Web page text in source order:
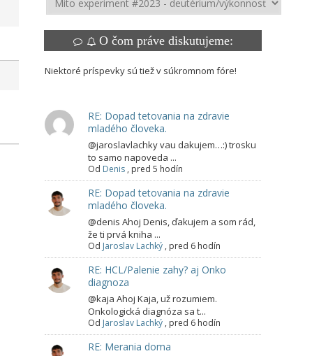
O čom práve diskutujeme:
Niektoré príspevky sú tiež v súkromnom fóre!
RE: Dopad tetovania na zdravie
mladého človeka.
@jaroslavlachky vau dakujem…:) trosku
to samo napoveda ...
Od Denis , pred 5 hodín
RE: Dopad tetovania na zdravie
mladého človeka.
@denis Ahoj Denis, ďakujem a som rád,
že ti prvá kniha ...
Od Jaroslav Lachký , pred 6 hodín
RE: HCL/Palenie zahy? aj Onko
diagnoza
@kaja Ahoj Kaja, už rozumiem.
Onkologická diagnóza sa t...
Od Jaroslav Lachký , pred 6 hodín
RE: Merania doma